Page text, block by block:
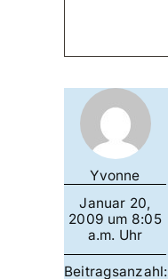
Yvonne
Januar 20,
2009 um 8:05
a.m. Uhr
Beitragsanzahl: